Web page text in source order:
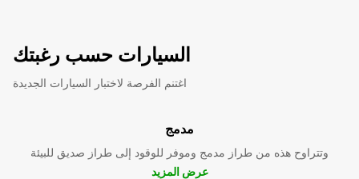
السيارات حسب رغبتك
اغتنم الفرصة لاختبار السيارات الجديدة
مدمج
وتتراوح هذه من طراز مدمج وموفر للوقود إلى طراز صديق للبيئة
عرض المزيد